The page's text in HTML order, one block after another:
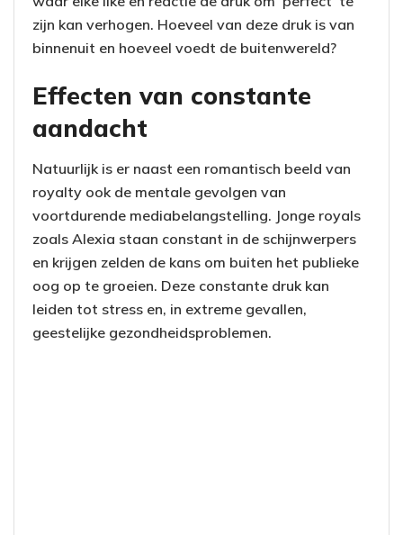
zijn kan verhogen. Hoeveel van deze druk is van
binnenuit en hoeveel voedt de buitenwereld?
Effecten van constante
aandacht
Natuurlijk is er naast een romantisch beeld van
royalty ook de mentale gevolgen van
voortdurende mediabelangstelling. Jonge royals
zoals Alexia staan constant in de schijnwerpers
en krijgen zelden de kans om buiten het publieke
oog op te groeien. Deze constante druk kan
leiden tot stress en, in extreme gevallen,
geestelijke gezondheidsproblemen.